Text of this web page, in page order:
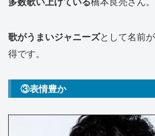
歌がうまいジャニーズとして名前
得です。
③表情豊か